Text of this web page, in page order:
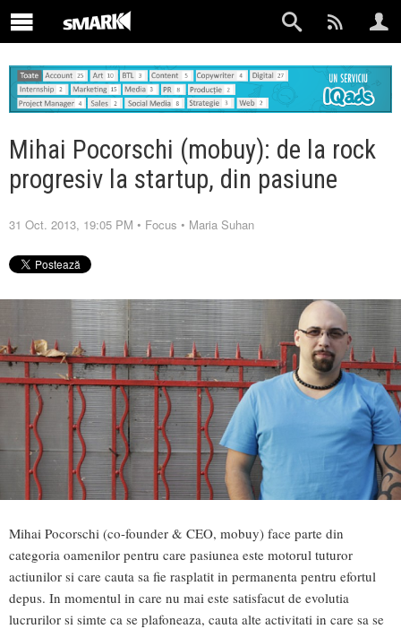
Mihai Pocorschi (mobuy): de la rock
progresiv la startup, din pasiune
31 Oct. 2013, 19:05 PM • Focus • Maria Suhan
Mihai Pocorschi (co-founder & CEO, mobuy) face parte din
categoria oamenilor pentru care pasiunea este motorul tuturor
actiunilor si care cauta sa fie rasplatit in permanenta pentru efortul
depus. In momentul in care nu mai este satisfacut de evolutia
lucrurilor si simte ca se plafoneaza, cauta alte activitati in care sa se